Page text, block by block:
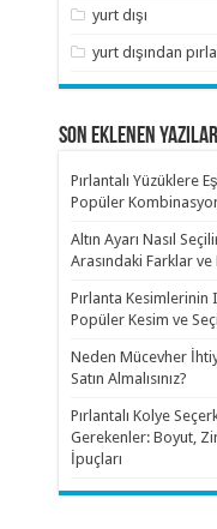
yurt dışı
yurt dışından
SON EKLENEN YAZILAR
Pırlantalı Yüzüklere
Popüler
Altın Ayarı Nasıl
Arasındaki Farklar
Pırlanta Kesimlerinin
Popüler Kesim ve
Neden Mücevher
Satın Almalısınız?
Pırlantalı Kolye
Gerekenler: Boyut,
İpuçları